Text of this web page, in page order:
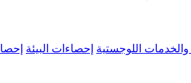
اللوجستية إحصاءات البيئة